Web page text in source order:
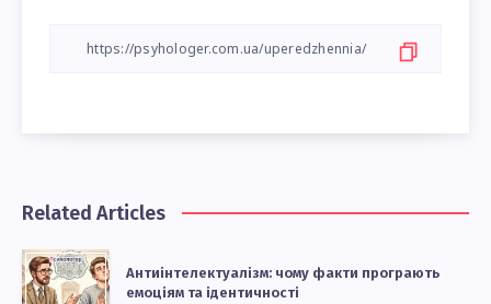
Related Articles
Антиінтелектуалізм: чому факти програють
емоціям та ідентичності